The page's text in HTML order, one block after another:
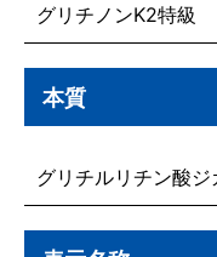
グリチノンK2特級
本質
グリチルリチン酸ジ